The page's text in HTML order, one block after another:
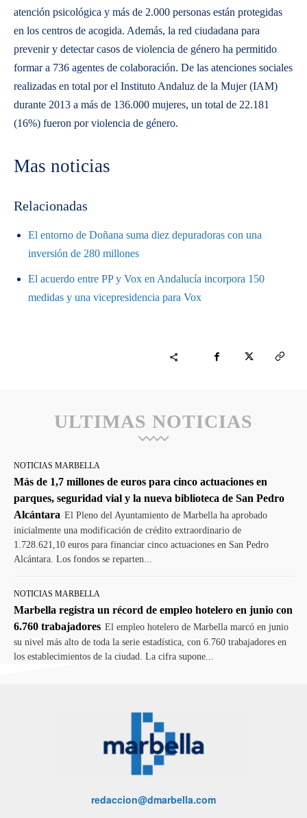
atención psicológica y más de 2.000 personas están protegidas
en los centros de acogida. Además, la red ciudadana para
prevenir y detectar casos de violencia de género ha permitido
formar a 736 agentes de colaboración. De las atenciones sociales
realizadas en total por el Instituto Andaluz de la Mujer (IAM)
durante 2013 a más de 136.000 mujeres, un total de 22.181
(16%) fueron por violencia de género.
Mas noticias
Relacionadas
El entorno de Doñana suma diez depuradoras con una
inversión de 280 millones
El acuerdo entre PP y Vox en Andalucía incorpora 150
medidas y una vicepresidencia para Vox
ULTIMAS NOTICIAS
NOTICIAS MARBELLA
Más de 1,7 millones de euros para cinco actuaciones en
parques, seguridad vial y la nueva biblioteca de San Pedro
Alcántara El Pleno del Ayuntamiento de Marbella ha aprobado
inicialmente una modificación de crédito extraordinario de
1.728.621,10 euros para financiar cinco actuaciones en San Pedro
Alcántara. Los fondos se reparten...
NOTICIAS MARBELLA
Marbella registra un récord de empleo hotelero en junio con
6.760 trabajadores El empleo hotelero de Marbella marcó en junio
su nivel más alto de toda la serie estadística, con 6.760 trabajadores en
los establecimientos de la ciudad. La cifra supone...
redaccion@dmarbella.com